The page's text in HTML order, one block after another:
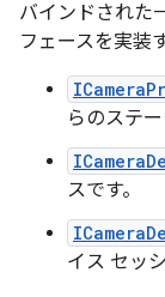
バインドされた
フェースを実装
らのステー
スです。
イス セッ